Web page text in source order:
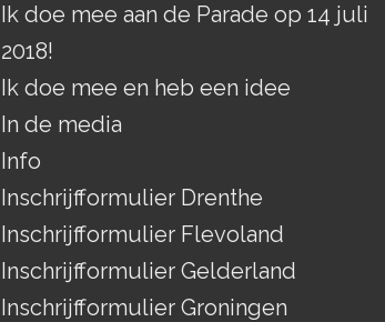
Ik doe mee aan de Parade op 14 juli
2018!
Ik doe mee en heb een idee
In de media
Info
Inschrijfformulier Drenthe
Inschrijfformulier Flevoland
Inschrijfformulier Gelderland
Inschrijfformulier Groningen